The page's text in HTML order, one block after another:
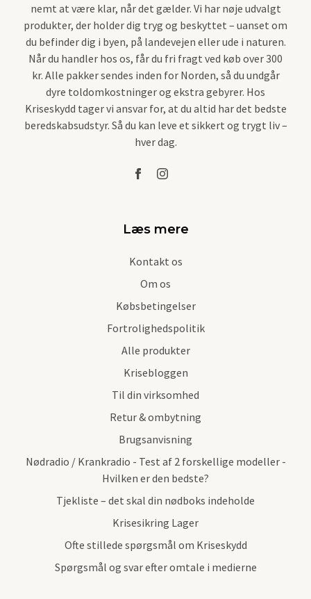
nemt at være klar, når det gælder. Vi har nøje udvalgt
produkter, der holder dig tryg og beskyttet – uanset om
du befinder dig i byen, på landevejen eller ude i naturen.
Når du handler hos os, får du fri fragt ved køb over 300
kr. Alle pakker sendes inden for Norden, så du undgår
dyre toldomkostninger og ekstra gebyrer. Hos
Kriseskydd tager vi ansvar for, at du altid har det bedste
beredskabsudstyr. Så du kan leve et sikkert og trygt liv –
hver dag.
Læs mere
Kontakt os
Om os
Købsbetingelser
Fortrolighedspolitik
Alle produkter
Krisebloggen
Til din virksomhed
Retur & ombytning
Brugsanvisning
Nødradio / Krankradio - Test af 2 forskellige modeller -
Hvilken er den bedste?
Tjekliste – det skal din nødboks indeholde
Krisesikring Lager
Ofte stillede spørgsmål om Kriseskydd
Spørgsmål og svar efter omtale i medierne